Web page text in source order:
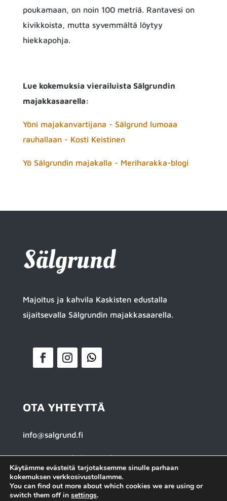
poukamaan, on noin 100 metriä. Rantavesi on
kivikkoista, mutta syvemmältä löytyy
hiekkapohja.
Lue kokemuksia vierailuista Sälgrundin
majakkasaarella:
Yöni majakanvartijana - Sälgrund lumoaa
rauhallaan - Kosti Keistinen
Yö Sälgrundin majakalla - Meriharakka-blogi
Majoitus ja kahvila Kaskisten edustalla
sijaitsevalla Sälgrundin majakkasaarella.
OTA YHTEYTTÄ
info@salgrund.fi
0451223190 (whatsapp)
Sälgrund, Kaskinen
Käytämme evästeitä tarjotaksemme sinulle parhaan
kokemuksen verkkosivustollamme.
You can find out more about which cookies we are using or
switch them off in settings.